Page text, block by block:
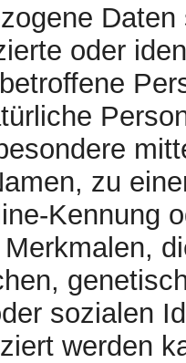
oder
zu
Kennung
sozialen
werden